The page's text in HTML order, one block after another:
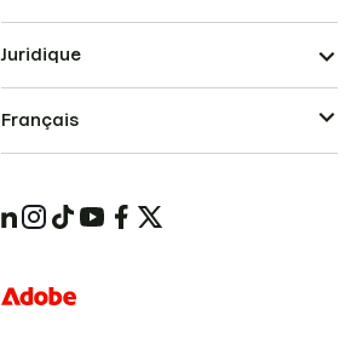
Juridique
Français